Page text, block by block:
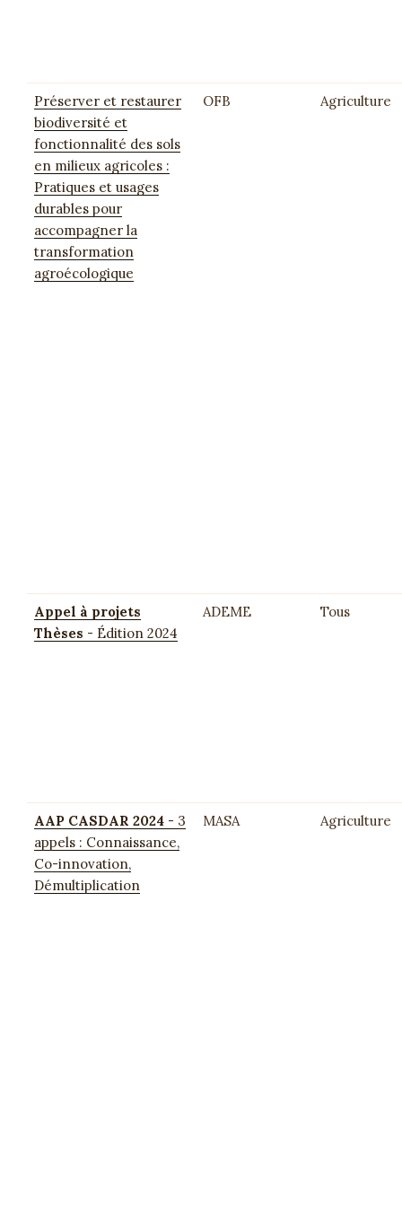
Préserver et restaurer
biodiversité et
fonctionnalité des sols
en milieux agricoles :
Pratiques et usages
durables pour
accompagner la
transformation
agroécologique
OFB Agriculture
Appel à projets
Thèses - Édition 2024
ADEME Tous
AAP CASDAR 2024 - 3
appels : Connaissance,
Co-innovation,
Démultiplication
MASA Agriculture